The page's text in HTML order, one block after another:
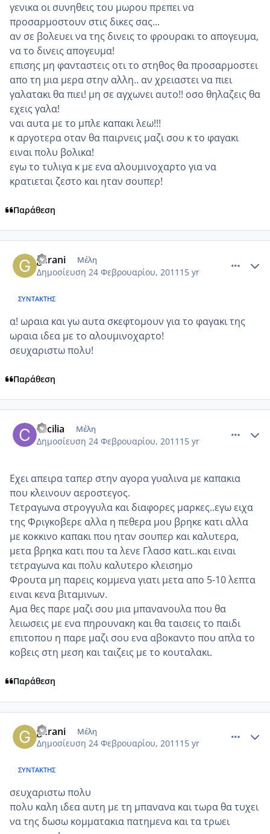
γενικα οι συνηθεις του μωρου πρεπει να
προσαρμοστουν στις δικες σας...
αν σε βολευει να της δινεις το φρουρακι το απογευμα,
να το δινεις απογευμα!
επισης μη φανταστεις οτι το στηθος θα προσαρμοστει
απο τη μια μερα στην αλλη.. αν χρειαστει να πιει
γαλατακι θα πιει! μη σε αγχωνει αυτο!! οσο θηλαζεις θα
εχεις γαλα!
ναι αυτα με το μπλε καπακι λεω!!!
κ αργοτερα οταν θα παιρνεις μαζι σου κ το φαγακι
ειναι πολυ βολικα!
εγω το τυλιγα κ με ενα αλουμινοχαρτο για να
κρατιεται ζεστο και ηταν σουπερ!
Παράθεση
gerani Μέλη
Δημοσίευση 24 Φεβρουαρίου, 2011 15 yr
ΣΥΝΤΆΚΤΗΣ
α! ωραια και γω αυτα σκεφτομουν για το φαγακι της
ωραια ιδεα με το αλουμινοχαρτο!
σευχαριστω πολυ!
Παράθεση
cecilia Μέλη
Δημοσίευση 24 Φεβρουαρίου, 2011 15 yr
Εχει απειρα ταπερ στην αγορα γυαλινα με καπακια
που κλεινουν αεροστεγος.
Τετραγωνα στρογγυλα και διαφορες μαρκες..εγω ειχα
της Φριγκοβερε αλλα η πεθερα μου βρηκε κατι αλλα
με κοκκινο καπακι που ηταν σουπερ και καλυτερα,
μετα βρηκα κατι που τα λενε Γλασσ κατι..και ειναι
τετραγωνα και πολυ καλυτερο κλεισημο
Φρουτα μη παρεις κομμενα γιατι μετα απο 5-10 λεπτα
ειναι κενα βιταμινων.
Αμα θες παρε μαζι σου μια μπανανουλα που θα
λειωσεις με ενα πηρουνακη και θα ταισεις το παιδι
επιτοπου η παρε μαζι σου ενα αβοκαντο που απλα το
κοβεις στη μεση και ταιζεις με το κουταλακι.
Παράθεση
gerani Μέλη
Δημοσίευση 24 Φεβρουαρίου, 2011 15 yr
ΣΥΝΤΆΚΤΗΣ
σευχαριστω πολυ
πολυ καλη ιδεα αυτη με τη μπανανα και τωρα θα τυχει
να της δωσω κομματακια πατημενα και τα τρωει